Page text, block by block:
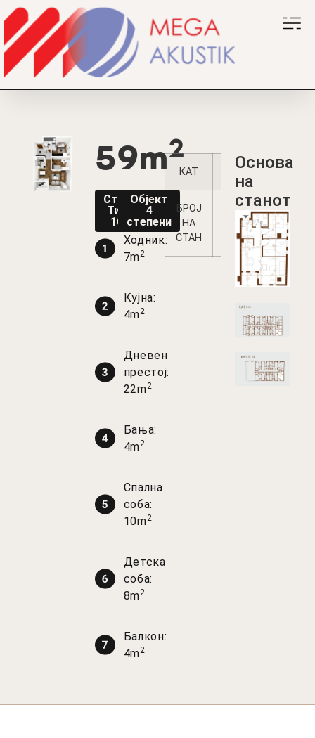
59m2
Стан
Тип
10
Објект
4
степени
Ходник:
7m2
Кујна:
4m2
Дневен
престој:
22m2
Бања:
4m2
Спална
соба:
10m2
Детска
соба:
8m2
Балкон:
4m2
Oснова
на
станот
КАТ 2 3
БРОЈ
НА
СТАН
34